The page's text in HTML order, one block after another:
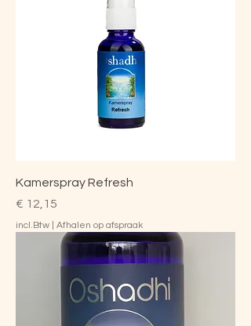
Kamerspray Refresh
Prijs
€ 12,15
incl.Btw Afhalen op afspraak